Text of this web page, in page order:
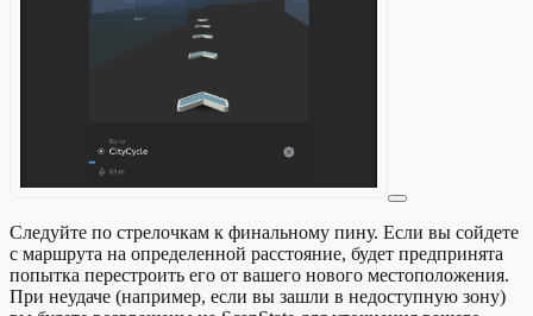
Следуйте по стрелочкам к финальному пину. Если вы сойдете
с маршрута на определенной расстояние, будет предпринята
попытка перестроить его от вашего нового местоположения.
При неудаче (например, если вы зашли в недоступную зону)